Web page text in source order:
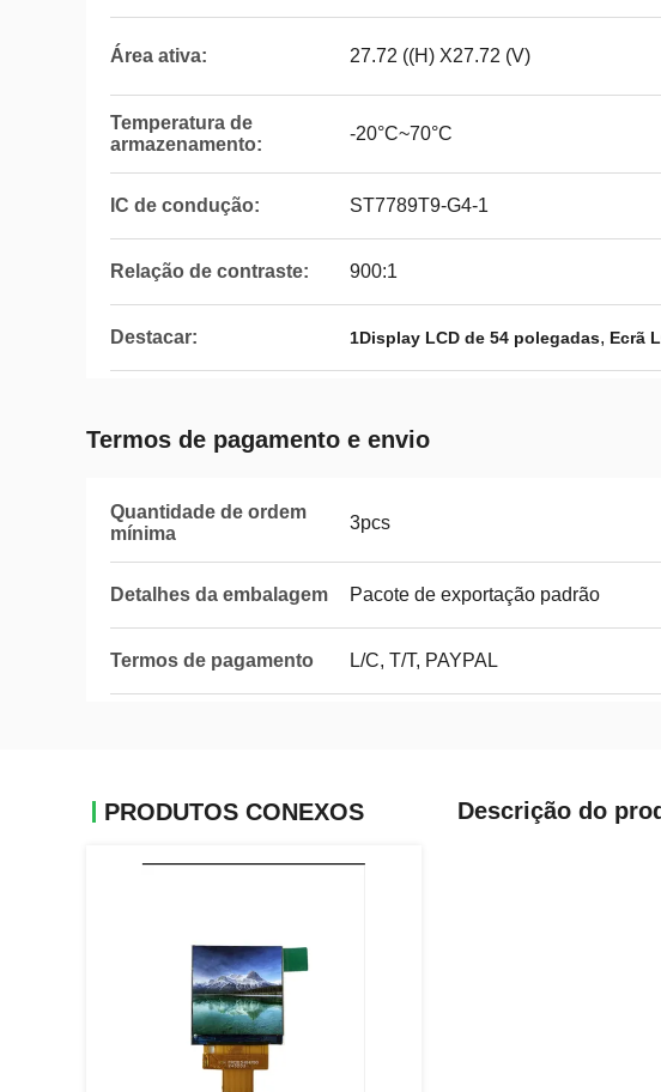
Área ativa: 27.72 ((H) X27.72 (V)
Temperatura de
armazenamento:
-20°C~70°C
IC de condução: ST7789T9-G4-1
Relação de contraste: 900:1
Destacar: 1Display LCD de 54 polegadas, Ecrã
Termos de pagamento e envio
Quantidade de ordem
mínima
3pcs
Detalhes da embalagem Pacote de exportação padrão
Termos de pagamento L/C, T/T, PAYPAL
PRODUTOS CONEXOS Descrição do